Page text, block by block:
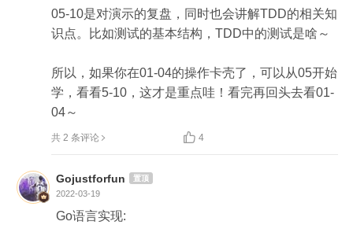
05-10是对演示的复盘，同时也会讲解TDD的相关知
识点。比如测试的基本结构，TDD中的测试是啥～
所以，如果你在01-04的操作卡壳了，可以从05开始
学，看看5-10，这才是重点哇！看完再回头去看01-
04～
共 2 条评论  4
Gojustforfun 置顶
2022-03-19
Go语言实现: